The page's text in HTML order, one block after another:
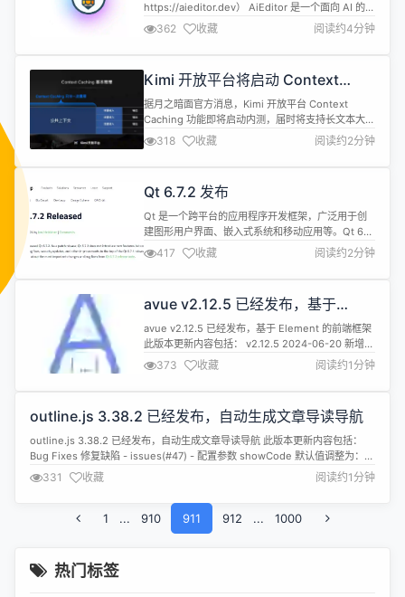
https://aieditor.dev） AiEditor 是一个面向 AI 的下
一代富文本编辑器，她基于 Web Component，因
此支持 Layui、Vue、React、Angular 等几乎任何
前端框架。她适配了 PC Web 端和手机端，并提供
活的...
362 收藏 阅读约4分钟
Kimi 开放平台将启动 Context
Caching 内测，支持长文本大模型
据月之暗面官方消息，Kimi 开放平台 Context
Caching 功能即将启动内测，届时将支持长文本大模
型，可实现上下文缓存功能——声称“让每个开发者
都用得起长文本大模型”。 Context Caching 是由
Kimi 开放平台提供的一项高级功能，可通过缓存重
本。 官方表示，Context Ca...
318 收藏 阅读约2分钟
Qt 6.7.2 发布
Qt 是一个跨平台的应用程序开发框架，广泛用于创
建图形用户界面、嵌入式系统和移动应用等。Qt 6
是 Qt 的最新版本，于 2022 年 12 月发布，带来了
许多新特性和改进，如更强大的 QML 语言、更灵活
的图形架构和更高效的内存管理等。 Qt 6.7.2 现已发
Qt 6.7.0 版本的基础上包含了 200 ...
417 收藏 阅读约2分钟
avue v2.12.5 已经发布，基于
Element 的前端框架
avue v2.12.5 已经发布，基于 Element 的前端框架
此版本更新内容包括： v2.12.5 2024-06-20 新增
Crud组件新增grid-status-change回调用方
gitee_IA6F3Q Cascader组件props中disabled属
性gitee_IA4TI9 修复 Upload组件图片水印报错
373 收藏 阅读约1分钟
outline.js 3.38.2 已经发布，自动生成文章导读导航
outline.js 3.38.2 已经发布，自动生成文章导读导航 此版本更新内容包括：
Bug Fixes 修复缺陷 - issues(#47) - 配置参数 showCode 默认值调整为：
false (5bba55f) 修复缺陷 - issues(#45) - 兼容问题，默认 scrollElement =
'html,body' 在老版本 chrom...
331 收藏 阅读约1分钟
1 ... 910 911 912 ... 1000
热门标签